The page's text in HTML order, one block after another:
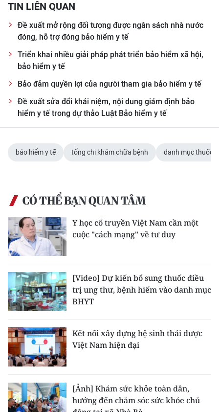
TIN LIÊN QUAN
Đề xuất mở rộng đối tượng được ngân sách nhà nước
đóng, hỗ trợ đóng bảo hiểm y tế
Triển khai nhiều giải pháp phát triển bảo hiểm xã hội,
bảo hiểm y tế
Bảo đảm quyền lợi của người tham gia bảo hiểm y tế
Đề xuất sửa đổi khái niệm, nội dung giám định bảo
hiểm y tế trong dự thảo Luật Bảo hiểm y tế
bảo hiểm y tế tổng chi khám chữa bệnh danh mục thuốc
CÓ THỂ BẠN QUAN TÂM
Y học cổ truyền Việt Nam cần một
cuộc "cách mạng" về tư duy
[Video] Dự kiến bổ sung thuốc điều
trị ung thư, bệnh hiếm vào danh mục
BHYT
Kết nối xây dựng hệ sinh thái dược
Việt Nam hiện đại
[Ảnh] Khám sức khỏe toàn dân,
hướng đến chăm sóc sức khỏe chủ